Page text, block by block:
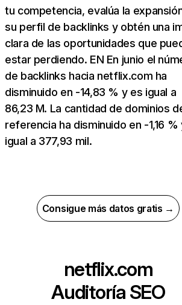
tu competencia, evalúa la
su perfil de backlinks y obtén una
clara de las oportunidades que
estar perdiendo. EN En junio el
de backlinks hacia netflix.com ha
disminuido en -14,83 % y es igual a
86,23 M. La cantidad de dominios
referencia ha disminuido en -1,16 %
igual a 377,93 mil.
Consigue más datos gratis →
netflix.com
Auditoría SEO